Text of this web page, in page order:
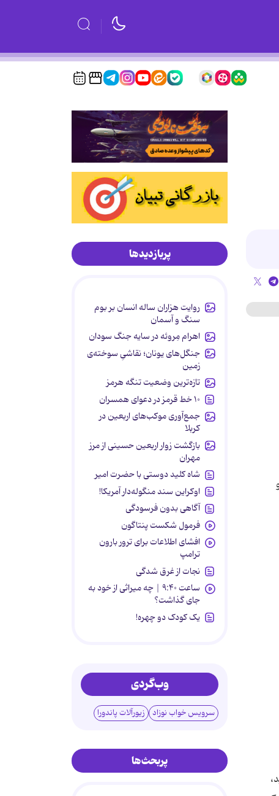
پربازدیدها
روایت هزاران ساله انسان بر بوم
سنگ و آسمان
اهرام مِروئه در سایه جنگ سودان
جنگل‌های یونان؛ نقاشیِ سوخته‌ی
زمین
تازه‌ترین وضعیت تنگه هرمز
۱۰ خط قرمز در دعوای همسران
جمع‌آوری موکب‌های اربعین در
کربلا
بازگشت زوار اربعین حسینی از مرز
مهران
شاه کلید دوستی با حضرت امیر
اوکراین سند منگوله‌دار آمریکا!
آگاهی بدون فرسودگی
فرمول شکست پنتاگون
افشای اطلاعات برای ترور بارون
ترامپ
نجات از غرق شدگی
ساعت ۹:۴۰ | چه میراثی از خود به
جای گذاشت؟
یک کودک دو چهره!
وب‌گردی
سرویس خواب نوزاد زیورآلات پاندورا
پربحث‌ها